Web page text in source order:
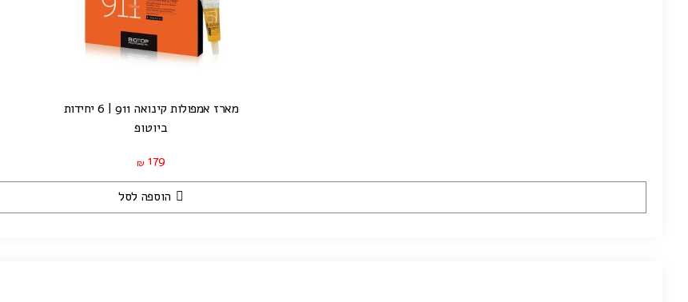
מארז אמפולות קינואה 911 | 6 יחידות
ביוטופ
₪ 179
הוספה לסל